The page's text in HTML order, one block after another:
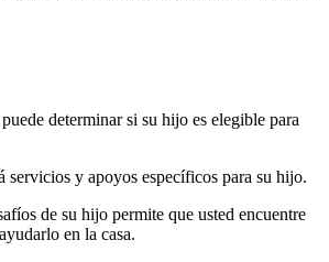
determinar si su hijo es elegible para
servicios y apoyos específicos para su hijo.
de su hijo permite que usted encuentre
en la casa.